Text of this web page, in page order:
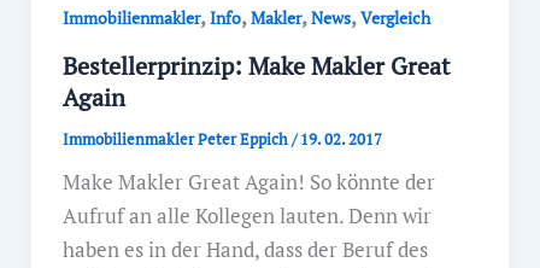
Immobilienmakler,Info,Makler,News,Vergleich
Bestellerprinzip: Make Makler Great
Again
Immobilienmakler Peter Eppich/19. 02. 2017
Make Makler Great Again! So könnte der
Aufruf an alle Kollegen lauten. Denn wir
haben es in der Hand, dass der Beruf des